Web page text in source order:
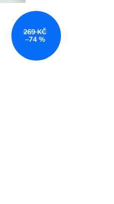
269 KČ
–74 %